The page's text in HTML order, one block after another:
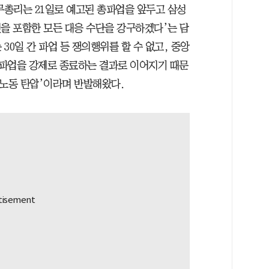
리는 21일로 예고된 총파업을 앞두고 삼성
포함한 모든 대응 수단을 강구하겠다’는 담
일 간 파업 등 쟁의행위를 할 수 없고, 중앙
업을 강제로 종료하는 결과로 이어지기 때문
동 탄압’이라며 반발해왔다.